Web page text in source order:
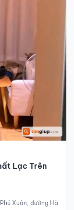
Lạc Trên
Xuân, đường Hà Nội